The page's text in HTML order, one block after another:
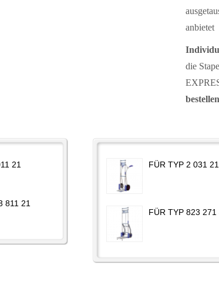
anbietet
die
bestellen
21
811 21
FÜR TYP 2 031 21
FÜR TYP 823 271